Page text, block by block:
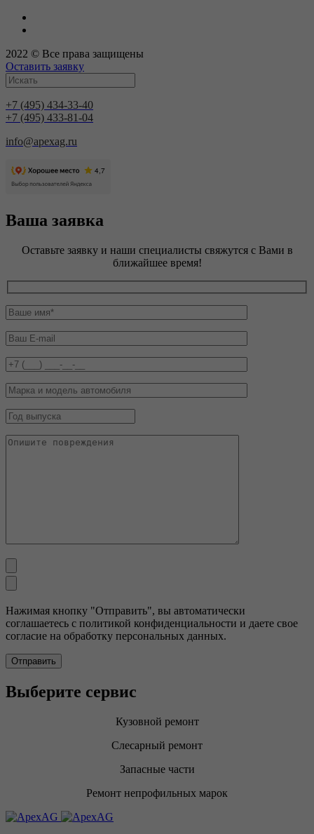
2022 © Все права защищены
Оставить заявку
+7 (495) 434-33-40
+7 (495) 433-81-04
info@apexag.ru
Ваша заявка
Оставьте заявку и наши специалисты свяжутся с Вами в
ближайшее время!
Нажимая кнопку "Отправить", вы автоматически
соглашаетесь с политикой конфиденциальности и даете свое
согласие на обработку персональных данных.
Выберите сервис
Кузовной ремонт
Слесарный ремонт
Запасные части
Ремонт непрофильных марок